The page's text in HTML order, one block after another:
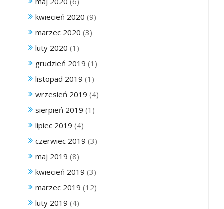
kwiecień 2020 (9)
marzec 2020 (3)
luty 2020 (1)
grudzień 2019 (1)
listopad 2019 (1)
wrzesień 2019 (4)
sierpień 2019 (1)
lipiec 2019 (4)
czerwiec 2019 (3)
maj 2019 (8)
kwiecień 2019 (3)
marzec 2019 (12)
luty 2019 (4)